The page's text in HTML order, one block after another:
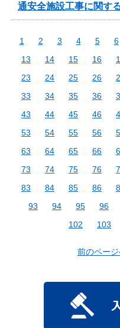
通安全施設工事に関す
1 2 3 4 5 6
13
14 15 16
23
24 25 26
33
34 35 36
43
44 45 46
53
54 55 56
63
64 65 66
73
74 75 76
83
84 85 86
93
94 95 96
102
103
前のペー